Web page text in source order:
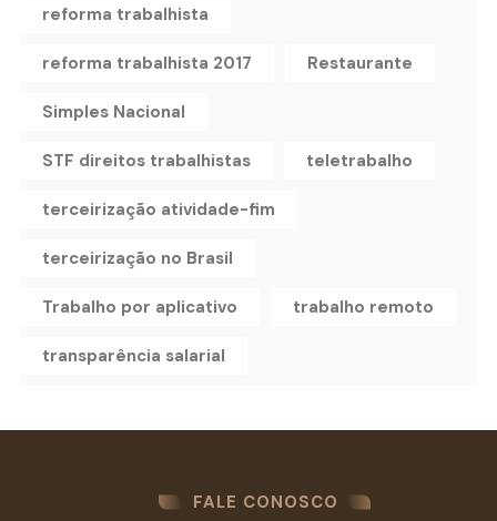
reforma trabalhista
reforma trabalhista 2017 Restaurante
Simples Nacional
STF direitos trabalhistas teletrabalho
terceirização atividade-fim
terceirização no Brasil
Trabalho por aplicativo trabalho remoto
transparência salarial
FALE CONOSCO